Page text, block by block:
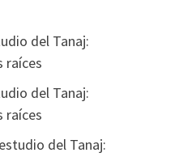
del Tanaj:
raíces
del Tanaj:
raíces
del Tanaj: